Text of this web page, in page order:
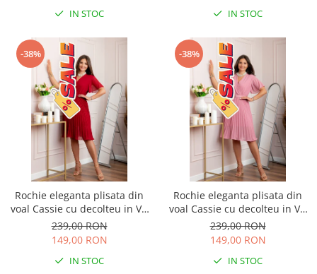
IN STOC IN STOC
-38%
Rochie eleganta plisata din
voal Cassie cu decolteu in V -
Grena
239,00 RON
149,00 RON
IN STOC
-38%
Rochie eleganta plisata din
voal Cassie cu decolteu in V -
Roz
239,00 RON
149,00 RON
IN STOC